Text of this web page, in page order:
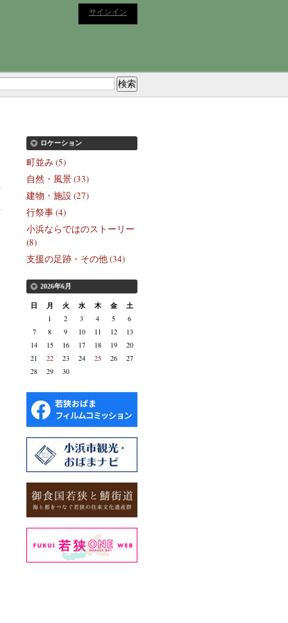
サインイン
ロケーション
町並み (5)
自然・風景 (33)
建物・施設 (27)
行祭事 (4)
小浜ならではのストーリー
(8)
支援の足跡・その他 (34)
2026年6月
日 月 火 水 木 金
土
1
2 3 4 5
6
7
8 9 10 11 12
13
14
15 16 17 18 19
20
21
22 23 24 25 26
27
28
29 30